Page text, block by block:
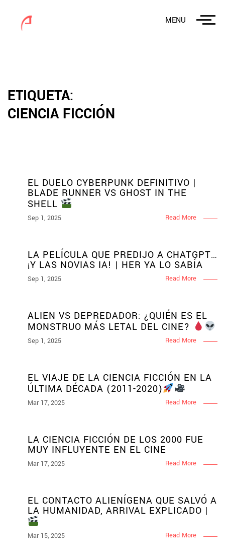
MENU
ETIQUETA:
CIENCIA FICCIÓN
EL DUELO CYBERPUNK DEFINITIVO |
BLADE RUNNER VS GHOST IN THE
SHELL
Sep 1, 2025 Read More
LA PELÍCULA QUE PREDIJO A CHATGPT…
¡Y LAS NOVIAS IA! | HER YA LO SABÍA
Sep 1, 2025 Read More
ALIEN VS DEPREDADOR: ¿QUIÉN ES EL
MONSTRUO MÁS LETAL DEL CINE?
Sep 1, 2025 Read More
EL VIAJE DE LA CIENCIA FICCIÓN EN LA
ÚLTIMA DÉCADA (2011-2020)
Mar 17, 2025 Read More
LA CIENCIA FICCIÓN DE LOS 2000 FUE
MUY INFLUYENTE EN EL CINE
Mar 17, 2025 Read More
EL CONTACTO ALIENÍGENA QUE SALVÓ A
LA HUMANIDAD, ARRIVAL EXPLICADO |
Mar 15, 2025 Read More